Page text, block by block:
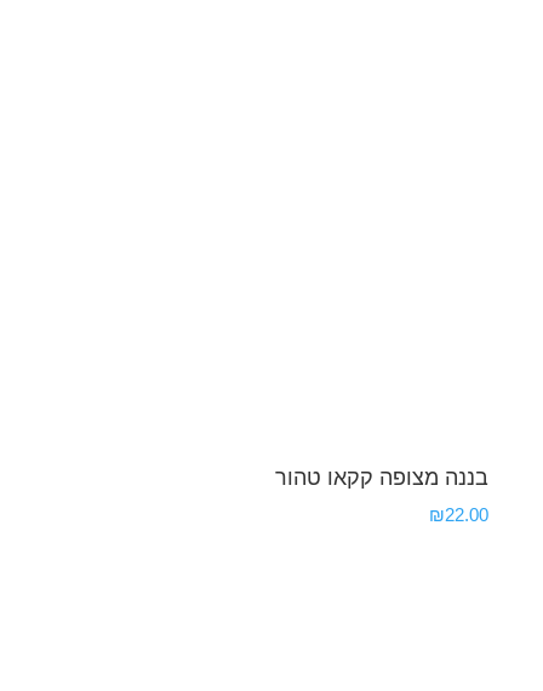
בננה מצופה קקאו טהור
₪22.00